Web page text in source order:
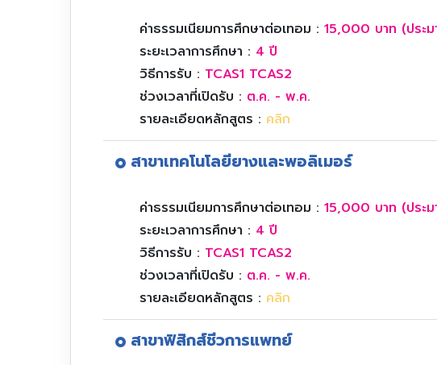
ค่าธรรมเนียมการศึกษาต่อเทอม : 15,000 บาท (ประ
ระยะเวลาการศึกษา : 4 ปี
วิธีการรับ : TCAS1 TCAS2
ช่วงเวลาที่เปิดรับ : ต.ค. - พ.ค.
รายละเอียดหลักสูตร : คลิก
สาขาเทคโนโลยียางและพอลิเมอร์
ค่าธรรมเนียมการศึกษาต่อเทอม : 15,000 บาท (ประ
ระยะเวลาการศึกษา : 4 ปี
วิธีการรับ : TCAS1 TCAS2
ช่วงเวลาที่เปิดรับ : ต.ค. - พ.ค.
รายละเอียดหลักสูตร : คลิก
สาขาฟิสิกส์ชีวการแพทย์